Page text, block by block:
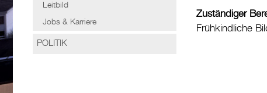
Leitbild
Jobs & Karriere
POLITIK
Zuständiger
Frühkindliche